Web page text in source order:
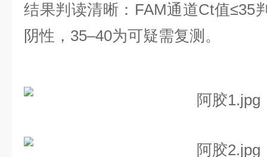
结果判读清晰： FAM通道Ct值≤35
阴性，35–40为可疑需复测。